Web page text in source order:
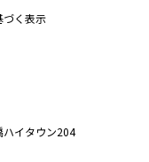
ハイタウン204
づく表示